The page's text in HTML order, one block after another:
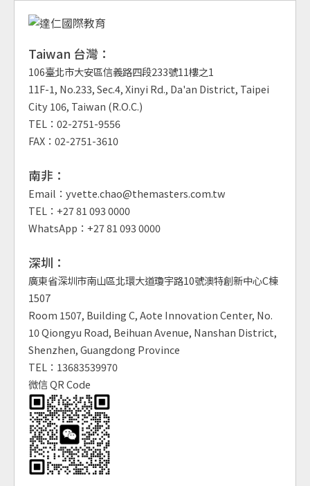
Taiwan 台灣：
106臺北市大安區信義路四段233號11樓之1
11F-1, No.233, Sec.4, Xinyi Rd., Da'an District, Taipei
City 106, Taiwan (R.O.C.)
TEL：02-2751-9556
FAX：02-2751-3610
南非：
Email：yvette.chao@themasters.com.tw
TEL：+27 81 093 0000
WhatsApp：+27 81 093 0000
深圳：
廣東省深圳市南山區北環大道瓊宇路10號澳特創新中心C棟
1507
Room 1507, Building C, Aote Innovation Center, No.
10 Qiongyu Road, Beihuan Avenue, Nanshan District,
Shenzhen, Guangdong Province
TEL：13683539970
微信 QR Code